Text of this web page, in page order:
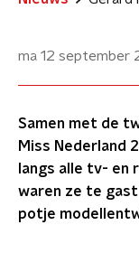
ma 12 september
Samen met de
Miss Nederland
langs alle tv- en
waren ze te gast
potje